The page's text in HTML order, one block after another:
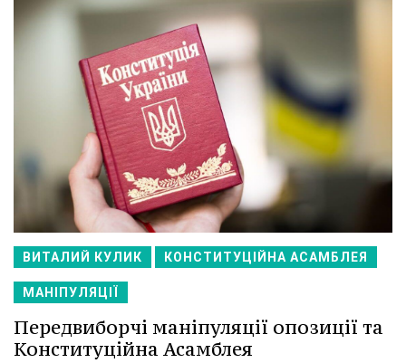
ВИТАЛИЙ КУЛИК КОНСТИТУЦІЙНА АСАМБЛЕЯ
МАНІПУЛЯЦІЇ
Передвиборчі маніпуляції опозиції та
Конституційна Асамблея